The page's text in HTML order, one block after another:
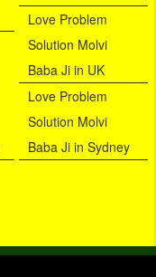
Love Problem
Solution Molvi
Baba Ji in UK
Love Problem
Solution Molvi
Baba Ji in Sydney